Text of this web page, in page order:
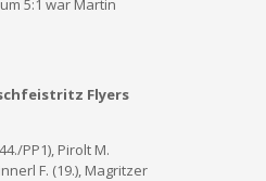
5:1 war Martin
Flyers
PP1), Pirolt M.
F. (19.), Magritzer